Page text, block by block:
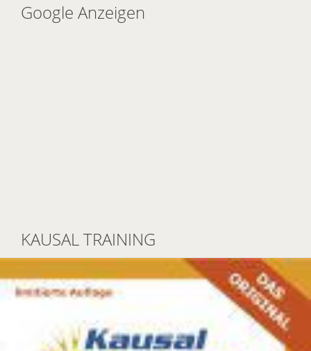
Google Anzeigen
KAUSAL TRAINING